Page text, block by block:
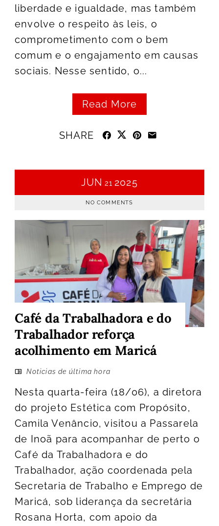
liberdade e igualdade, mas também
envolve o respeito às leis, o
comprometimento com o bem
comum e o engajamento em causas
sociais. Nesse sentido, o...
Read More
SHARE
JUN 21 2025
NO COMMENTS
Café da Trabalhadora e do
Trabalhador reforça
acolhimento em Maricá
Noticias de última hora
Nesta quarta-feira (18/06), a diretora
do projeto Estética com Propósito,
Camila Venâncio, visitou a Passarela
de Inoã para acompanhar de perto o
Café da Trabalhadora e do
Trabalhador, ação coordenada pela
Secretaria de Trabalho e Emprego de
Maricá, sob liderança da secretária
Rosana Horta, com apoio da